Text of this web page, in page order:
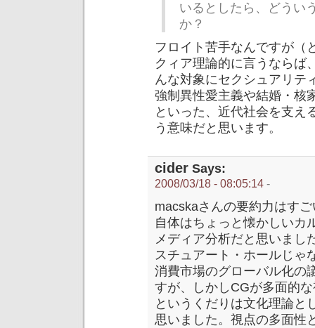
いるとしたら、どうい
か？
フロイト苦手なんですが（
クィア理論的に言うならば
んな対象にセクシュアリテ
強制異性愛主義や結婚・核
といった、近代社会を支え
う意味だと思います。
cider Says:
2008/03/18 - 08:05:14 -
macskaさんの要約力はす
自体はちょっと懐かしいカ
メディア分析だと思いまし
スチュアート・ホールじゃ
消費市場のグローバル化の
すが、しかしCGが多面的
というくだりは文化理論と
思いました。視点の多面性